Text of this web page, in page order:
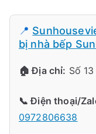
📍
bị nhà bếp
🏠 Địa chỉ: Số
📞 Điện thoại/
0972806638